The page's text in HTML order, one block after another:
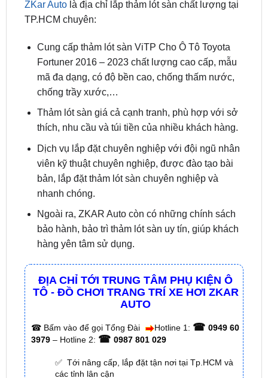
Cung cấp thảm lót sàn ViTP Cho Ô Tô Toyota
mã đa dạng, có độ bền cao, chống thấm nước,
chống trầy xước,…
Thảm lót sàn giá cả cạnh tranh, phù hợp với sở
thích, nhu cầu và túi tiền của nhiều khách hàng.
Dịch vụ lắp đặt chuyên nghiệp với đội ngũ nhân
viên kỹ thuật chuyên nghiệp, được đào tạo bài
bản, lắp đặt thảm lót sàn chuyên nghiệp và
nhanh chóng.
Ngoài ra, ZKAR Auto còn có những chính sách
bảo hành, bảo trì thảm lót sàn uy tín, giúp khách
hàng yên tâm sử dụng.
ĐỊA CHỈ TỚI TRUNG TÂM PHỤ KIỆN Ô
TÔ - ĐỒ CHƠI TRANG TRÍ XE HƠI ZKAR
☎Bấm vào để gọi Tổng Đài Hotline 1:☎ 0949 60
0987 801 029
✅ Tới nâng cấp, lắp đặt tận nơi tại Tp.HCM và
các tỉnh lân cận
✅ Cam kết: Tư vấn tận nơi miễn phí, hàng hóa